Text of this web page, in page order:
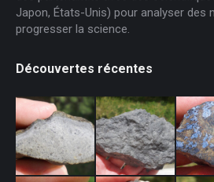
Japon, États-Unis) pour analyser des
progresser la science.
Découvertes récentes